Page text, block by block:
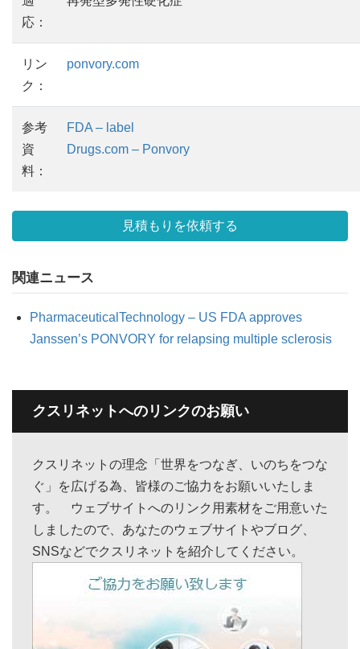
応：
リン
ク：
ponvory.com
参考
資
料：
FDA – label
Drugs.com – Ponvory
見積もりを依頼する
関連ニュース
PharmaceuticalTechnology – US FDA approves
Janssen’s PONVORY for relapsing multiple sclerosis
クスリネットへのリンクのお願い
クスリネットの理念「世界をつなぎ、いのちをつな
ぐ」を広げる為、皆様のご協力をお願いいたしま
す。 ウェブサイトへのリンク用素材をご用意いた
しましたので、あなたのウェブサイトやブログ、
SNSなどでクスリネットを紹介してください。